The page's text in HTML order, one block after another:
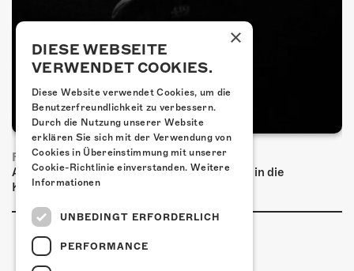
FRISCH BESTÄTIGT: PRONTO
Am Samstag, 20. März 2027 kommt Pronto in die
Kulturfabrik Kofmehl!
×
DIESE WEBSEITE
VERWENDET COOKIES.
Diese Website verwendet Cookies, um die
Benutzerfreundlichkeit zu verbessern.
Durch die Nutzung unserer Website
erklären Sie sich mit der Verwendung von
Cookies in Übereinstimmung mit unserer
Cookie-Richtlinie einverstanden. Weitere
Informationen
UNBEDINGT ERFORDERLICH
PERFORMANCE